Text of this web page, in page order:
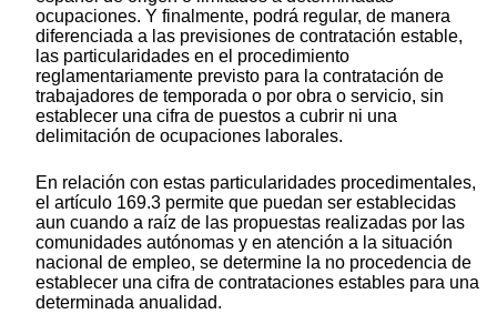
ocupaciones. Y finalmente, podrá regular, de manera
diferenciada a las previsiones de contratación estable,
las particularidades en el procedimiento
reglamentariamente previsto para la contratación de
trabajadores de temporada o por obra o servicio, sin
establecer una cifra de puestos a cubrir ni una
delimitación de ocupaciones laborales.
En relación con estas particularidades procedimentales,
el artículo 169.3 permite que puedan ser establecidas
aun cuando a raíz de las propuestas realizadas por las
comunidades autónomas y en atención a la situación
nacional de empleo, se determine la no procedencia de
establecer una cifra de contrataciones estables para una
determinada anualidad.